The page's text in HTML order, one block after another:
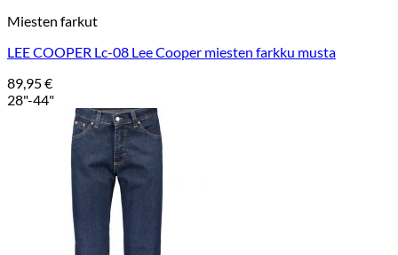
Miesten farkut
LEE COOPER Lc-08 Lee Cooper miesten farkku musta
89,95€
28"-44"